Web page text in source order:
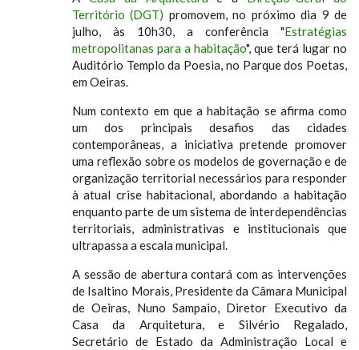
Território (DGT) promovem, no próximo dia 9 de
julho, às 10h30, a conferência "Estratégias
metropolitanas para a habitação", que terá lugar no
Auditório Templo da Poesia, no Parque dos Poetas,
em Oeiras.
Num contexto em que a habitação se afirma como
um dos principais desafios das cidades
contemporâneas, a iniciativa pretende promover
uma reflexão sobre os modelos de governação e de
organização territorial necessários para responder
à atual crise habitacional, abordando a habitação
enquanto parte de um sistema de interdependências
territoriais, administrativas e institucionais que
ultrapassa a escala municipal.
A sessão de abertura contará com as intervenções
de Isaltino Morais, Presidente da Câmara Municipal
de Oeiras, Nuno Sampaio, Diretor Executivo da
Casa da Arquitetura, e Silvério Regalado,
Secretário de Estado da Administração Local e